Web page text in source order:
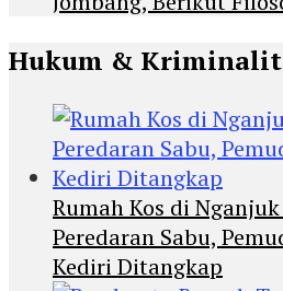
Hukum &
Rumah Kos di
Peredaran Sabu,
Kediri Ditangkap